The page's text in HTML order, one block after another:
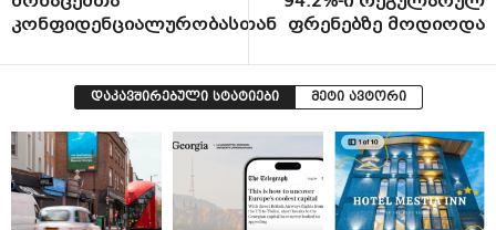
კონფიდენციალურობასთან ფრენებზე მოდიოდა
დაკავშირებული სტატიები მეტი ავტორი